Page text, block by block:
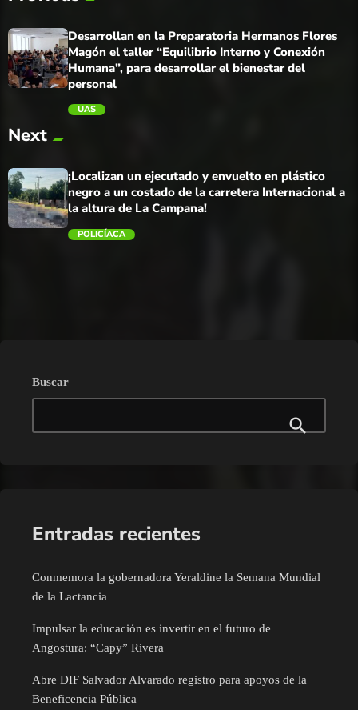
trending_flat
Desarrollan en la Preparatoria Hermanos Flores
Magón el taller “Equilibrio Interno y Conexión
Humana”, para desarrollar el bienestar del
personal
UAS
Next
¡Localizan un ejecutado y envuelto en plástico
negro a un costado de la carretera Internacional a
la altura de La Campana!
POLICÍACA
Buscar
Entradas recientes
Conmemora la gobernadora Yeraldine la Semana Mundial
de la Lactancia
Impulsar la educación es invertir en el futuro de
Angostura: “Capy” Rivera
Abre DIF Salvador Alvarado registro para apoyos de la
Beneficencia Pública